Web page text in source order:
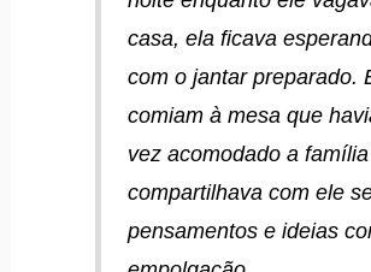
casa, ela ficava
com o jantar preparado.
comiam à mesa que
vez acomodado a
compartilhava com ele
pensamentos e ideias